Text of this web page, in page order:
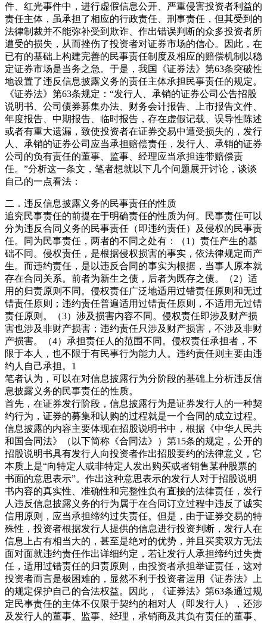
件、红光事件中，进行虚假信息公开、严重侵害投资者利益的
责任主体，虽承担了相应的行政责任、刑事责任，但其受到的
法律制裁并不能弥补受到欺诈、作出错误判断的众多投资者所
遭受的损失，从而挫伤了投资者对证券市场的信心。因此，在
已有的基础上构建完善的民事责任制度及相应的赔偿机制以稳
定证券市场是当务之急。于是，我国《证券法》第63条突破性
地设置了违反信息披露义务的责任主体承担民事责任的规定。
《证券法》第63条规定：“发行人、承销的证券公司公告招股
说明书、公司债券募集办法、财务会计报告、上市报告文件、
年度报告、中期报告、临时报告，存在虚假记载、误导性陈述
或者有重大遗漏，致使投资者在证券交易中遭受损失的，发行
人、承销的证券公司应当承担赔偿责任，发行人、承销的证券
公司的负有责任的董事、监事、经理应当承担连带赔偿责
任。”分析这一条文，笔者想就以下几个问题展开讨论，谈谈
自己的一点看法：
二．违反信息披露义务的民事责任的性质
追究民事责任的前提在于明确责任的性质为何。民事责任可以
分为违反合同义务的民事责任（即违约责任）及侵权的民事责
任。同为民事责任，两者的不同之处有：（1）责任产生的基
础不同。侵权责任，是根据侵权损害的事实，依法律规定而产
生。而违约责任，是以违反合同的事实为根据，当事人原本就
存在合同关系。前者为新生之债，后者为既存之债。（2）适
用的归责原则不同。侵权责任广泛地适用过错责任原则和无过
错责任原则；违约责任普遍适用过错责任原则，不适用无过错
责任原则。（3）涉及损害内容不同。侵权责任即涉及财产损
害也涉及非财产损害；违约责任只涉及财产损害，不涉及非财
产损害。（4）承担责任人的范围不同。侵权责任承担者，不
限于本人，也不限于有民事行为能力人。违约责任则主要由违
约人自己承担。1
笔者认为，可以在对信息披露行为分阶段的基础上分析违反信
息披露义务的民事责任的性质。
首先，在证券发行阶段，信息披露行为是证券发行人的一种契
约行为，证券的募集和认购的过程就是一个合同的成立过程。
信息披露的内容主要体现在招股说明书中，根据《中华人民共
和国合同法》（以下简称《合同法》）第15条的规定，公开的
招股说明书具有发行人向投资者作出招股要约的法律意义，它
本质上是“向特定人或非特定人发出购买或者销售某种股票的
书面的意思表示”。作出这种意思表示的发行人对于招股说明
书内容的真实性、准确性和完整性负有直接的法律责任，发行
人违反信息披露义务的行为属于在合同订立过程中违反了诚实
信用原则，应当承担缔约过失责任。但是，由于证券交易的特
殊性，投资者根据发行人提供的信息进行投资判断，发行人在
信息上占有相当大的，甚至是绝对的优势，并且买卖双方无法
面对面就违约责任作出详细约定，若让发行人承担缔约过失责
任，适用过错责任的归责原则，由投资者承担举证责任，这对
投资者而言是极困难的，显然不利于投资者运用《证券法》上
的规定保护自己的合法权益。因此，《证券法》第63条通过规
定民事责任的主体不仅限于契约的相对人（即发行人），还涉
及发行人的董事、监事、经理，承销商及其负有责任的董事、